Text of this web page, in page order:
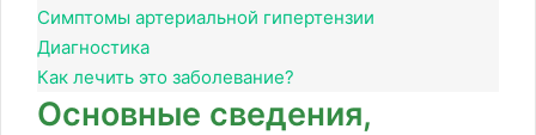
Симптомы артериальной гипертензии
Диагностика
Как лечить это заболевание?
Основные сведения,